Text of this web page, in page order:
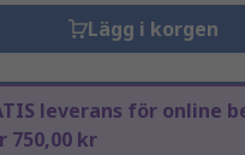
Lägg i korgen
leverans för online
750,00 kr